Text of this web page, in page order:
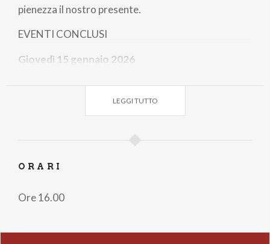
pienezza il nostro presente.
EVENTI CONCLUSI
Giovedì 15 gennaio 2026
il buio progressivo della cecità.
Helga Schneider – “Lasciami andare madre”
abbandonato due bambini per seguire la sua
LEGGI TUTTO
ORARI
Ore 16.00